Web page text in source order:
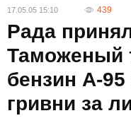
17.05.05 15:10 439
Рада
Таможеный
бензин А-95
гривни за